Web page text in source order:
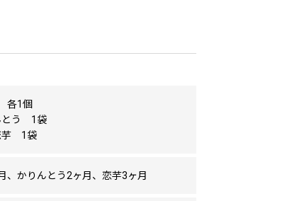
各1個
とう 1袋
芋 1袋
、かりんとう2ヶ月、恋芋3ヶ月